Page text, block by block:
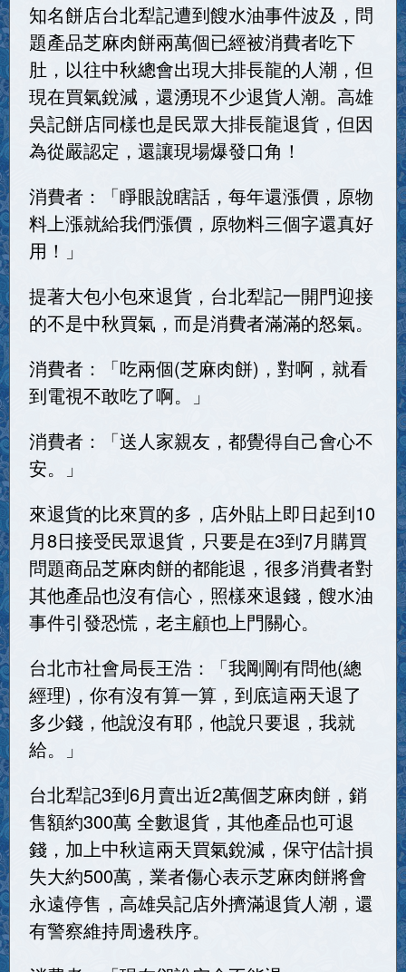
知名餅店台北犁記遭到餿水油事件波及，問
題產品芝麻肉餅兩萬個已經被消費者吃下
肚，以往中秋總會出現大排長龍的人潮，但
現在買氣銳減，還湧現不少退貨人潮。高雄
吳記餅店同樣也是民眾大排長龍退貨，但因
為從嚴認定，還讓現場爆發口角！
消費者：「睜眼說瞎話，每年還漲價，原物
料上漲就給我們漲價，原物料三個字還真好
用！」
提著大包小包來退貨，台北犁記一開門迎接
的不是中秋買氣，而是消費者滿滿的怒氣。
消費者：「吃兩個(芝麻肉餅)，對啊，就看
到電視不敢吃了啊。」
消費者：「送人家親友，都覺得自己會心不
安。」
來退貨的比來買的多，店外貼上即日起到10
月8日接受民眾退貨，只要是在3到7月購買
問題商品芝麻肉餅的都能退，很多消費者對
其他產品也沒有信心，照樣來退錢，餿水油
事件引發恐慌，老主顧也上門關心。
台北市社會局長王浩：「我剛剛有問他(總
經理)，你有沒有算一算，到底這兩天退了
多少錢，他說沒有耶，他說只要退，我就
給。」
台北犁記3到6月賣出近2萬個芝麻肉餅，銷
售額約300萬 全數退貨，其他產品也可退
錢，加上中秋這兩天買氣銳減，保守估計損
失大約500萬，業者傷心表示芝麻肉餅將會
永遠停售，高雄吳記店外擠滿退貨人潮，還
有警察維持周邊秩序。